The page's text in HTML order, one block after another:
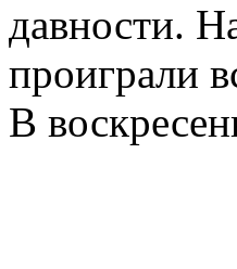
давности.
проиграли
В